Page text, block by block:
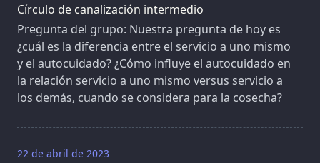
Círculo de canalización intermedio
Pregunta del grupo: Nuestra pregunta de hoy es
¿cuál es la diferencia entre el servicio a uno mismo
y el autocuidado? ¿Cómo influye el autocuidado en
la relación servicio a uno mismo versus servicio a
los demás, cuando se considera para la cosecha?
22 de abril de 2023